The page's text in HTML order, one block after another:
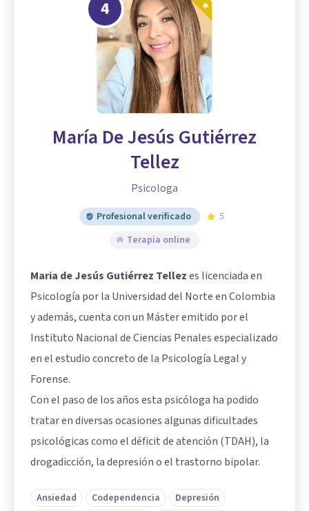
4
María De Jesús Gutiérrez
Tellez
Psicologa
Profesional verificado
5
Terapia online
Maria de Jesús Gutiérrez Tellezes licenciada en
Psicología por la Universidad del Norte en Colombia
y además, cuenta con un Máster emitido por el
Instituto Nacional de Ciencias Penales especializado
en el estudio concreto de la Psicología Legal y
Forense.
Con el paso de los años esta psicóloga ha podido
tratar en diversas ocasiones algunas dificultades
psicológicas como el déficit de atención (TDAH), la
drogadicción, la depresión o el trastorno bipolar.
Ansiedad Codependencia
Depresión